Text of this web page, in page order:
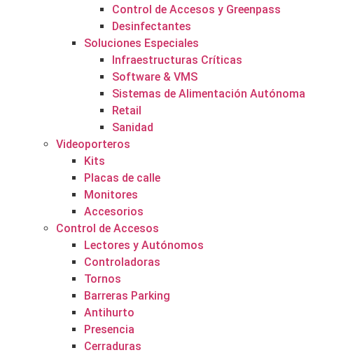
Control de Accesos y Greenpass
Desinfectantes
Soluciones Especiales
Infraestructuras Críticas
Software & VMS
Sistemas de Alimentación Autónoma
Retail
Sanidad
Videoporteros
Kits
Placas de calle
Monitores
Accesorios
Control de Accesos
Lectores y Autónomos
Controladoras
Tornos
Barreras Parking
Antihurto
Presencia
Cerraduras